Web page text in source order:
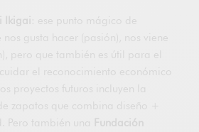
: ese punto mágico de
gusta hacer (pasión), nos viene
pero que también es útil para el
el reconocimiento económico
proyectos futuros incluyen la
zapatos que combina diseño +
Pero también una
Fundación